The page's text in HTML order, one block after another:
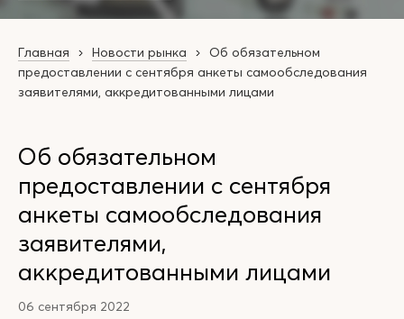
Главная Новости рынка
Об обязательном
предоставлении с сентября анкеты самообследования
заявителями, аккредитованными лицами
Об обязательном
предоставлении с сентября
анкеты самообследования
заявителями,
аккредитованными лицами
06 сентября 2022